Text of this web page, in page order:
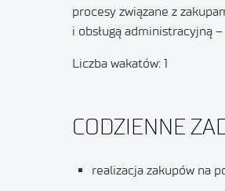
procesy związane z
i obsługą administracyjną
Liczba wakatów: 1
CODZIENNE
realizacja zakupów na